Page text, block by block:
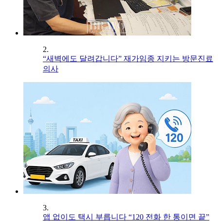
2.
“새벽에도 달려갑니다” 재가임종 지키는 방문진료
의사
3.
앱 없이도 택시 부릅니다 “120 전화 한 통이면 끝”